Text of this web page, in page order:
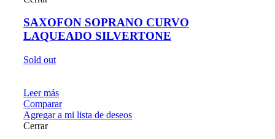
SAXOFON SOPRANO CURVO
LAQUEADO SILVERTONE
Sold out
Leer más
Comparar
Agregar a mi lista de deseos
Cerrar